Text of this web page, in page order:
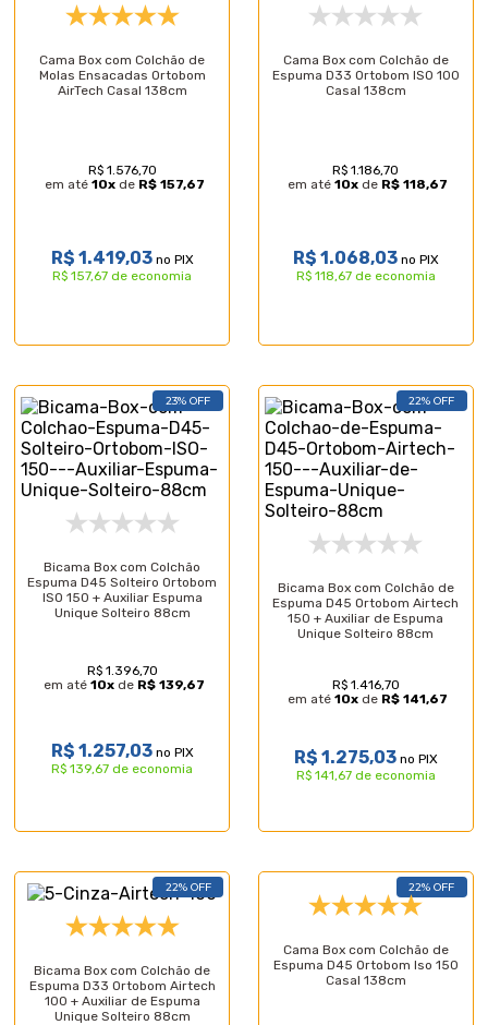
Cama Box com Colchão de
Molas Ensacadas Ortobom
AirTech Casal 138cm
R$ 1.576,70
em até 10xde R$ 157,67
R$ 1.419,03no PIX
R$ 157,67 de economia
Cama Box com Colchão de
Espuma D33 Ortobom ISO 100
Casal 138cm
R$ 1.186,70
em até10x de R$ 118,67
R$ 1.068,03no PIX
R$ 118,67 de economia
23% OFF
Bicama Box com Colchão
Espuma D45 Solteiro Ortobom
ISO 150 + Auxiliar Espuma
Unique Solteiro 88cm
R$ 1.396,70
em até10x de R$ 139,67
R$ 1.257,03no PIX
R$ 139,67 de economia
22% OFF
Bicama Box com Colchão de
Espuma D45 Ortobom Airtech
150 + Auxiliar de Espuma
Unique Solteiro 88cm
R$ 1.416,70
em até10x de R$ 141,67
R$ 1.275,03no PIX
R$ 141,67 de economia
22% OFF
Bicama Box com Colchão de
Espuma D33 Ortobom Airtech
100 + Auxiliar de Espuma
Unique Solteiro 88cm
22% OFF
Cama Box com Colchão de
Espuma D45 Ortobom Iso 150
Casal 138cm